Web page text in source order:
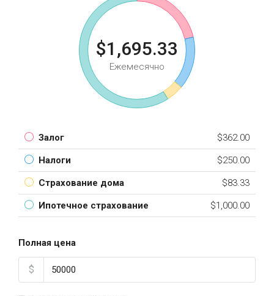
$1,695.33
Ежемесячно
Залог $362.00
Налоги $250.00
Страхование дома $83.33
Ипотечное страхование $1,000.00
Полная цена
$